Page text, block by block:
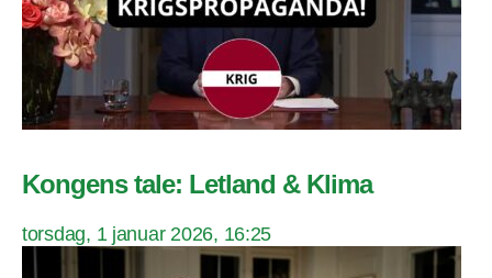
Kongens tale: Letland & Klima
torsdag, 1 januar 2026, 16:25